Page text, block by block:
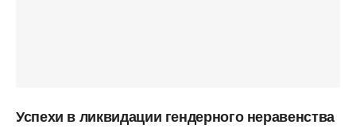
Успехи в ликвидации гендерного неравенства